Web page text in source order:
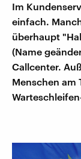
Im
einfach.
überhaupt
(Name
Callcenter.
Menschen am